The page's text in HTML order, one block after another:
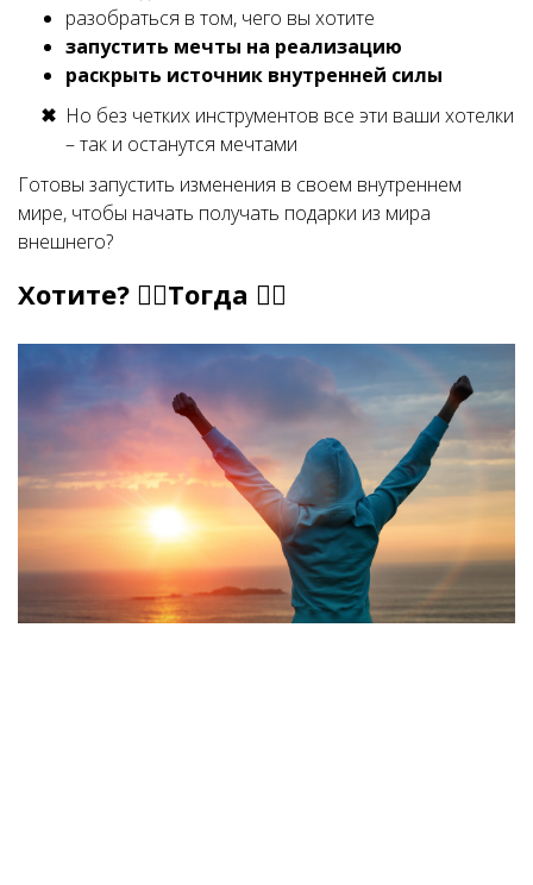
разобраться в том, чего вы хотите
запустить мечты на реализацию
раскрыть источник внутренней силы
Но без четких инструментов все эти ваши хотелки
– так и останутся мечтами
Готовы запустить изменения в своем внутреннем
мире, чтобы начать получать подарки из мира
внешнего?
Хотите? 👆🏻Тогда 👇🏻